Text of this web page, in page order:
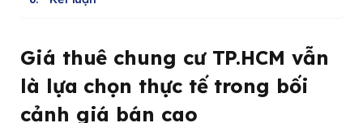
Giá thuê chung cư TP.HCM vẫn
là lựa chọn thực tế trong bối
cảnh giá bán cao